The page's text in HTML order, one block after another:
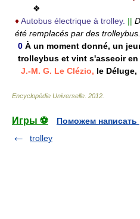
❖
♦Autobus électrique à trolley. ||
été remplacés par des trolleybus.
0 À un moment donné, un
trolleybus et vint s'asseoir en
J.-M. G. Le Clézio, le Déluge,
Encyclopédie Universelle 2012
Игры ⚽
Поможем написать
trolley